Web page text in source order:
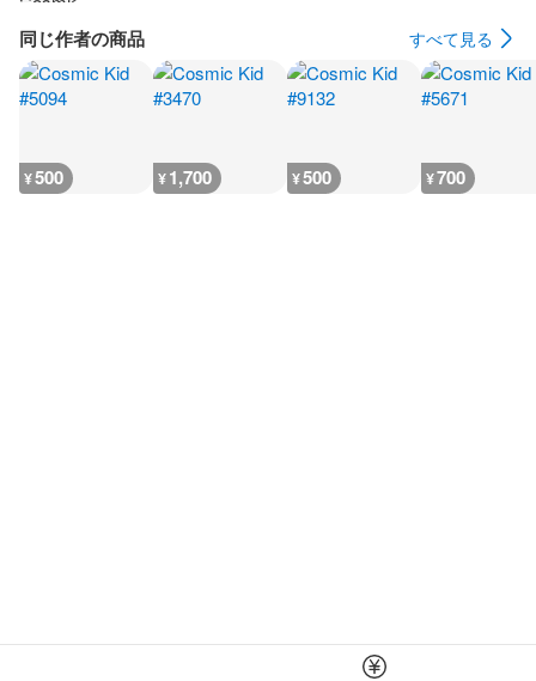
同じ作者の商品 すべて見る
¥500 ¥1,700 ¥500 ¥700